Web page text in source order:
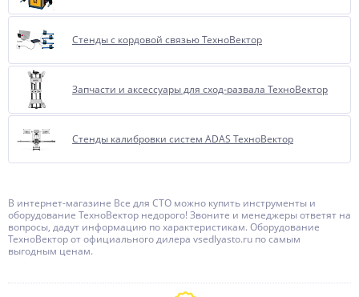
Стенды с кордовой связью ТехноВектор
Запчасти и аксессуары для сход-развала ТехноВектор
Стенды калибровки систем ADAS ТехноВектор
В интернет-магазине Все для СТО можно купить инструменты и
оборудование ТехноВектор недорого! Звоните и менеджеры ответят на
вопросы, дадут информацию по характеристикам. Оборудование
ТехноВектор от официального дилера vsedlyasto.ru по самым
выгодным ценам.